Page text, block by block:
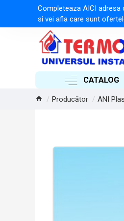
Completeaza AICI adresa
si vei afla care sunt
CATALOG
Producător ANI